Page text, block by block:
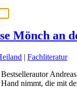
Mönch an
| Fachliteratur
Bestsellerautor
Hand nimmt, die mit